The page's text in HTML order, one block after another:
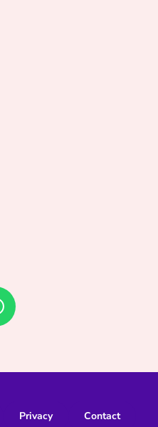
Privacy Contact